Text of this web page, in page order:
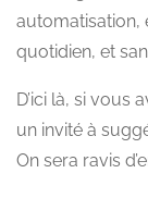
automatisation,
quotidien, et
D’ici là, si vous
un invité à
On sera ravis